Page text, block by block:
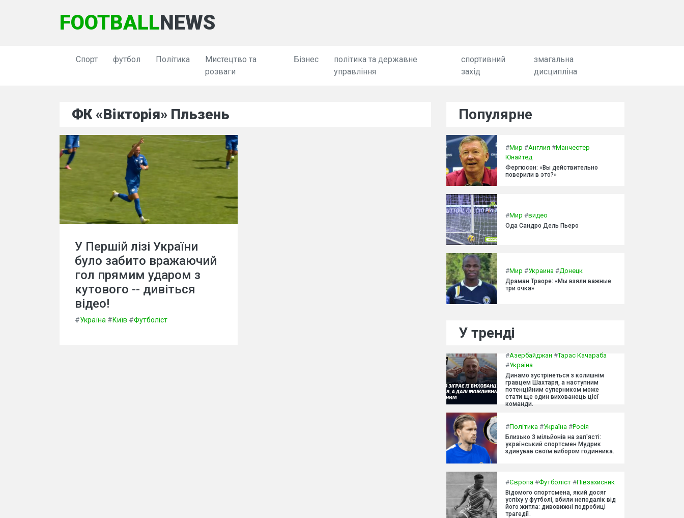
FOOTBALLNEWS
Спорт футбол Політика
Мистецтво та
розваги
Бізнес
політика та державне
управління
спортивний
захід
змагальна
дисципліна
ФК «Вікторія» Пльзень
У Першій лізі України
було забито вражаючий
гол прямим ударом з
кутового -- дивіться
відео!
#Україна #Київ #Футболіст
Популярне
#Мир #Англия #Манчестер
Юнайтед
Фергюсон: «Вы действительно
поверили в это?»
#Мир #видео
Ода Сандро Дель Пьеро
#Мир #Украина #Донецк
Драман Траоре: «Мы взяли важные
три очка»
У тренді
#Азербайджан #Тарас Качараба
#Україна
Динамо зустрінеться з колишнім
гравцем Шахтаря, а наступним
потенційним суперником може
стати ще один вихованець цієї
команди.
#Політика #Україна #Росія
Близько 3 мільйонів на зап'ясті:
український спортсмен Мудрик
здивував своїм вибором годинника.
#Європа #Футболіст #Півзахисник
Відомого спортсмена, який досяг
успіху у футболі, вбили неподалік від
його житла: дивовижні подробиці
трагедії.